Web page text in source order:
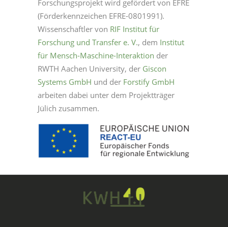
Forschungsprojekt wird gefördert von EFRE
(Förderkennzeichen EFRE-0801991).
Wissenschaftler von RIF Institut für
Forschung und Transfer e. V., dem Institut
für Mensch-Maschine-Interaktion der
RWTH Aachen University, der Giscon
Systems GmbH und der Forstify GmbH
arbeiten dabei unter dem Projektträger
Jülich zusammen.